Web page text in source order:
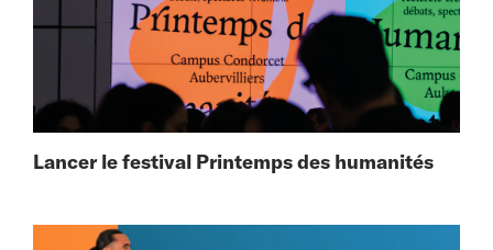
Lancer le festival Printemps des humanités